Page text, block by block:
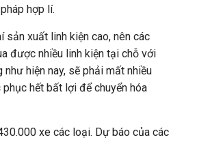
hợp lí.
sản xuất linh kiện cao, nên các
được nhiều linh kiện tại chỗ với
hiện nay, sẽ phải mất nhiều
hết bất lợi để chuyển hóa
xe các loại. Dự báo của các